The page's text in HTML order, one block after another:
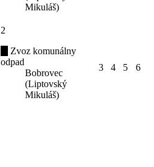
Mikuláš)
2
Zvoz komunálny
odpad
Bobrovec
(Liptovský
Mikuláš)
3 4 5 6